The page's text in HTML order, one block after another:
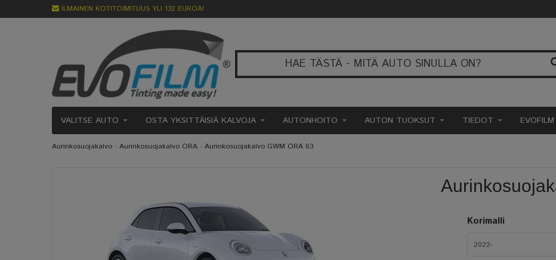
ILMAINEN KOTITOIMITUUS YLI 132 EUROA!
VALITSE AUTO OSTA YKSITTÄISIÄ KALVOJA AUTONHOITO AUTON TUOKSUT TIEDOT
Aurinkosuojakalvo › Aurinkosuojakalvo ORA › Aurinkosuojakalvo GWM ORA 03
Korimalli
2022-